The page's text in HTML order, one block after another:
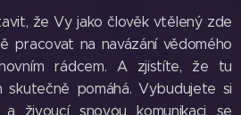
že Vy jako člověk vtělený zde
pracovat na navázání vědomého
rádcem. A zjistíte, že tu
pomáhá. Vybudujete si
živoucí snovou komunikaci se